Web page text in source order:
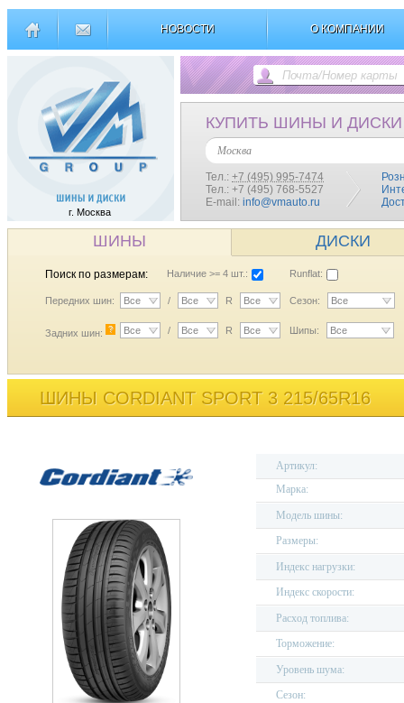
НОВОСТИ О КОМПАНИИ
г. Москва
КУПИТЬ ШИНЫ И ДИСКИ
Москва
Тел.: +7 (495) 995-7474
Тел.: +7 (495) 768-5527
E-mail: info@vmauto.ru
ШИНЫ ДИСКИ
Поиск по размерам: Наличие >= 4 шт.: Runflat:
Передних шин: Все / Все R Все Сезон: Все
Задних шин: ? Все / Все R Все Шипы: Все
ШИНЫ CORDIANT SPORT 3 215/65R16
Артикул:
Марка:
Модель шины:
Размеры:
Индекс нагрузки:
Индекс скорости:
Расход топлива:
Торможение:
Уровень шума:
Сезон: